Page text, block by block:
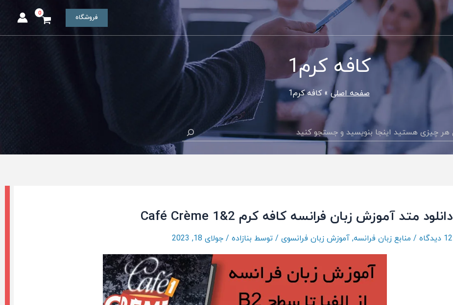
فروشگاه
کافه کرم1
صفحه اصلی کافه کرم1
جستجو
دانلود متد آموزش زبان فرانسه کافه کرم Café Crème 1&2
12 دیدگاه / منابع زبان فرانسه,آموزش زبان فرانسوی / توسط بنازاده /جولای 18, 2023